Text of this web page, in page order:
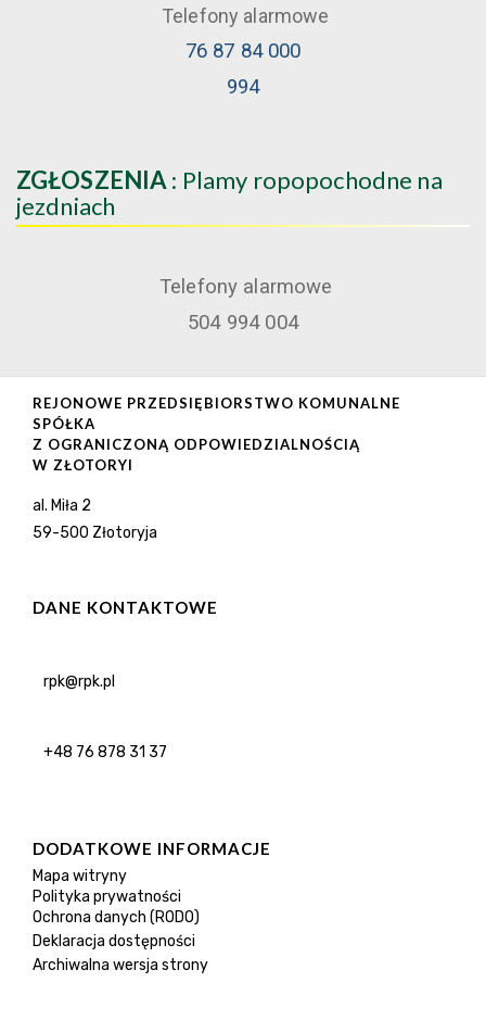
Telefony alarmowe
76 87 84 000
994
ZGŁOSZENIA : Plamy ropopochodne na
jezdniach
Telefony alarmowe
504 994 004
REJONOWE PRZEDSIĘBIORSTWO KOMUNALNE
SPÓŁKA
Z OGRANICZONĄ ODPOWIEDZIALNOŚCIĄ
W ZŁOTORYI
al. Miła 2
59-500 Złotoryja
DANE KONTAKTOWE
rpk@rpk.pl
+48 76 878 31 37
DODATKOWE INFORMACJE
Mapa witryny
Polityka prywatności
Ochrona danych (RODO)
Deklaracja dostępności
Archiwalna wersja strony